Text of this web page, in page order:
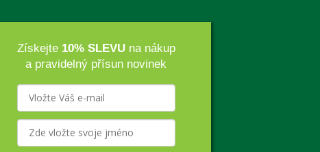
Získejte 10% SLEVUna nákup
a pravidelný přísun novinek